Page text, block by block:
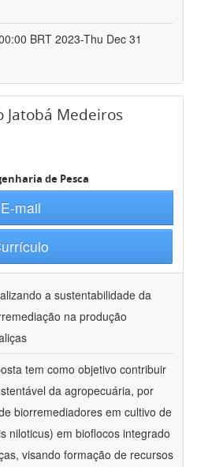
BRT 2023-Thu Dec 31
Jatobá Medeiros
de Pesca
E-mail
a sustentabilidade da
na produção
tem como objetivo contribuir
da agropecuária, por
biorremediadores em cultivo de
niloticus) em bioflocos integrado
visando formação de recursos